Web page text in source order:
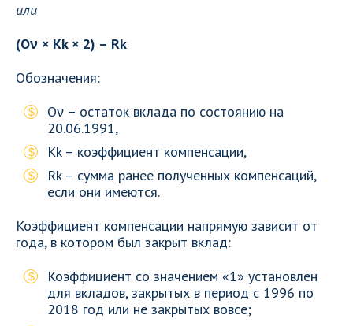
или
(Oν × Kk × 2) – Rk
Обозначения:
Oν – остаток вклада по состоянию на
20.06.1991,
Kk – коэффициент компенсации,
Rk – сумма ранее полученных компенсаций,
если они имеются.
Коэффициент компенсации напрямую зависит от
года, в котором был закрыт вклад:
Коэффициент со значением «1» установлен
для вкладов, закрытых в период с 1996 по
2018 год или не закрытых вовсе;